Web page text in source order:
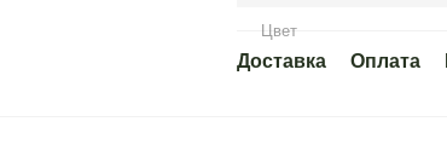
Цвет
Доставка Оплата